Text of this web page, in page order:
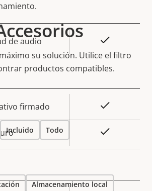
Valor de
la
propiedad
de audio
Valor de
la
propiedad
firmado
su solución. Utilice el filtro
productos compatibles.
Incluido Todo
Almacenamiento local